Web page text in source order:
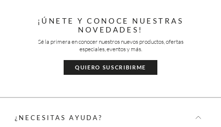
¡ÚNETE Y CONOCE NUESTRAS
NOVEDADES!
Sé la primera en conocer nuestros nuevos productos, ofertas
especiales, eventos y más.
QUIERO SUSCRIBIRME
¿NECESITAS AYUDA?